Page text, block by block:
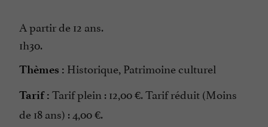
A partir de 12 ans.
1h30.
Thèmes : Historique, Patrimoine culturel
Tarif : Tarif plein : 12,00 €. Tarif réduit (Moins
de 18 ans) : 4,00 €.